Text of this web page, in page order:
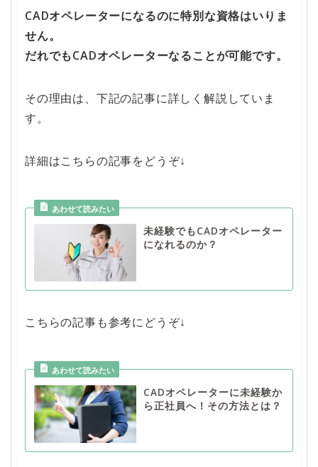
CADオペレーターになるのに特別な資格はいりま
せん。
だれでもCADオペレーターなることが可能です。
その理由は、下記の記事に詳しく解説していま
す。
詳細はこちらの記事をどうぞ↓
未経験でもCADオペレーター
になれるのか？
こちらの記事も参考にどうぞ↓
CADオペレーターに未経験か
ら正社員へ！その方法とは？